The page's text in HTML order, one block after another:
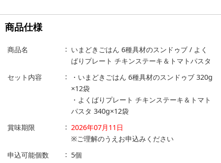
商品仕様
商品名
いまどきごはん 6種具材のスンドゥブ / よく
ばりプレート チキンステーキ＆トマトパスタ
セット内容
・いまどきごはん 6種具材のスンドゥブ 320g
×12袋
・よくばりプレート チキンステーキ＆トマト
パスタ 340g×12袋
賞味期限
2026年07月11日
※ご理解のうえお申込みください
申込可能個数
5個